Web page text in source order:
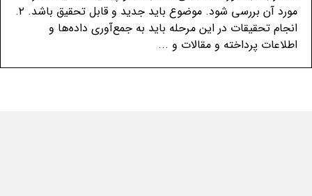
مورد آن بررسی شود. موضوع باید جدید و قابل تحقیق باشد. ۲.
انجام تحقیقات در این مرحله باید به جمع‌آوری داده‌ها و
اطلاعات پرداخته و مقالات و ...